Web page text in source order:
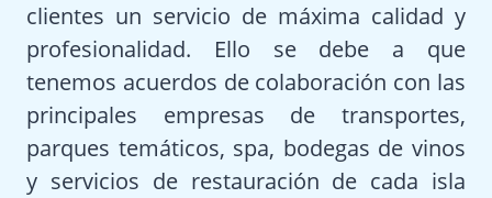
clientes un servicio de máxima calidad y
profesionalidad. Ello se debe a que
tenemos acuerdos de colaboración con las
principales empresas de transportes,
parques temáticos, spa, bodegas de vinos
y servicios de restauración de cada isla